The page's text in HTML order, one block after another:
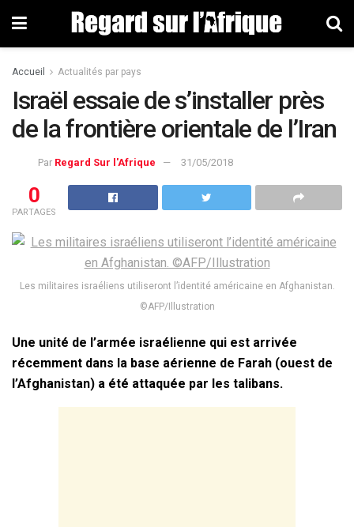
Accueil Actualités par pays
Israël essaie de s’installer près
de la frontière orientale de l’Iran
Par Regard Sur l'Afrique 31/05/2018
0
PARTAGES
Les militaires israéliens utiliseront l’identité américaine en Afghanistan.
©AFP/Illustration
Une unité de l’armée israélienne qui est arrivée
récemment dans la base aérienne de Farah (ouest de
l’Afghanistan) a été attaquée par les talibans.